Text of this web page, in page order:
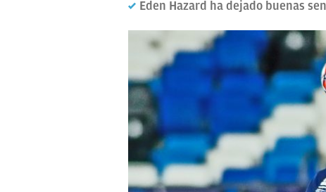
Eden Hazard ha dejado buenas